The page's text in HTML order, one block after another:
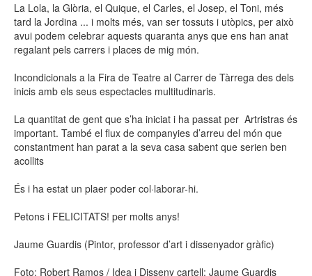
La Lola, la Glòria, el Quique, el Carles, el Josep, el Toni, més
tard la Jordina ... i molts més, van ser tossuts i utòpics, per això
avui podem celebrar aquests quaranta anys que ens han anat
regalant pels carrers i places de mig món.
Incondicionals a la Fira de Teatre al Carrer de Tàrrega des dels
inicis amb els seus espectacles multitudinaris.
La quantitat de gent que s’ha iniciat i ha passat per Artristras és
important. També el flux de companyies d’arreu del món que
constantment han parat a la seva casa sabent que serien ben
acollits
És i ha estat un plaer poder col·laborar-hi.
Petons i FELICITATS! per molts anys!
Jaume Guardis (Pintor, professor d’art i dissenyador gràfic)
Foto: Robert Ramos / Idea i Disseny cartell: Jaume Guardis